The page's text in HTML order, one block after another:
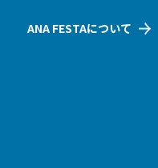
ANA FESTAについて